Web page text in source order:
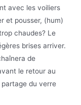
avec les voiliers
et pousser, (hum)
chaudes? Le
brises arriver.
de
le retour au
partage du verre